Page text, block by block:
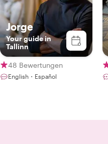
Jorge
Your guide in
Tallinn
48 Bewertungen
English・Español